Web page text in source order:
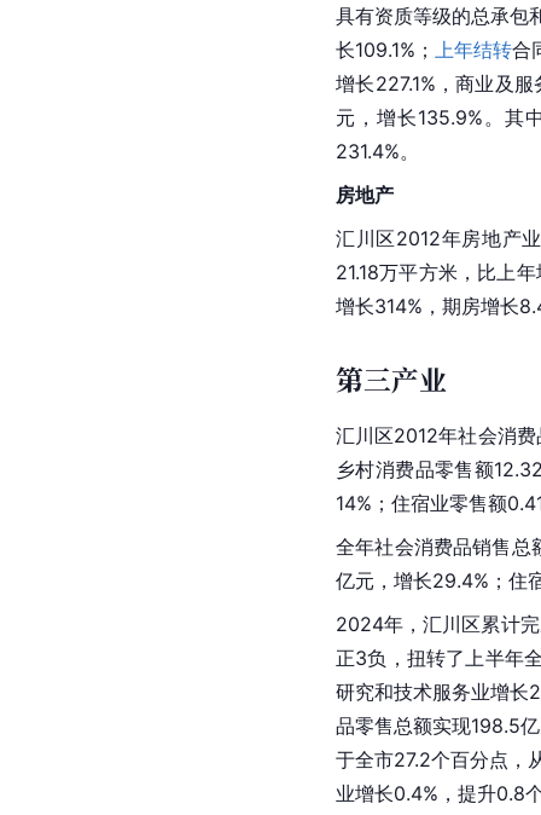
具有资质等级的总承包
长109.1%； 上年结转合
增长227.1%，商业及
元，增长135.9%。其
231.4%。
房地产
汇川区2012年房地产
21.18万平方米，比上
增长314%，期房增长
第三产业
汇川区2012年社会消
乡村消费品零售额
14%；住宿业零售额
全年社会消费品销售总
亿元，增长29.4%；住
2024年，汇川区累计
正3负，扭转了上半年
研究和技术服务业增长
品零售总额实现198.5
于全市27.2个百分点，
业增长0.4%，提升0.8